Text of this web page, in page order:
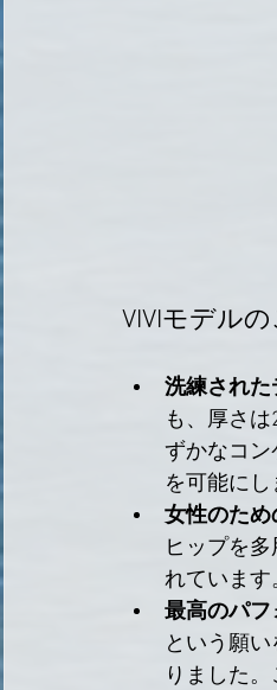
VIVIモデル
洗練され
も、厚さ
ずかなコ
を可能にし
女性のた
ヒップを
れています
最高のパ
という願
りました